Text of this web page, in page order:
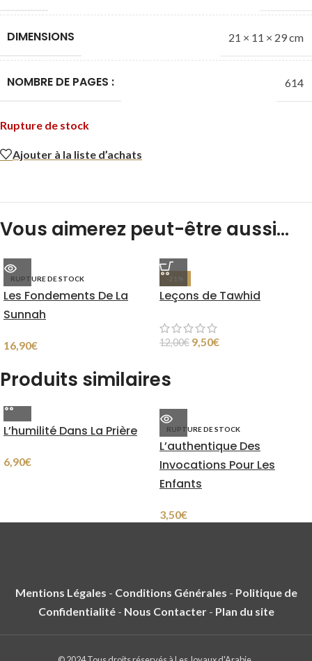
DIMENSIONS 21 × 11 × 29 cm
NOMBRE DE PAGES : 614
Rupture de stock
Ajouter à la liste d’achats
Vous aimerez peut-être aussi…
RUPTURE DE STOCK
Les Fondements De La
Sunnah
16,90€
-21%
Leçons de Tawhid
12,00€ 9,50€
Produits similaires
L’humilité Dans La Prière
6,90€
RUPTURE DE STOCK
L’authentique Des
Invocations Pour Les
Enfants
3,50€
Mentions Légales - Conditions Générales - Politique de
Confidentialité- Nous Contacter- Plan du site